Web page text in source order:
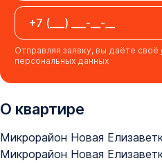
Отправляя заявку, вы даёте своё
персональных данных
О квартире
Микрорайон Новая
Микрорайон Новая